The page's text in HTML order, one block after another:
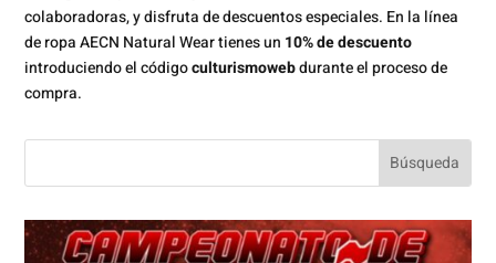
colaboradoras, y disfruta de descuentos especiales. En la línea
de ropa AECN Natural Wear tienes un 10% de descuento
introduciendo el códigoculturismowebdurante el proceso de
compra.